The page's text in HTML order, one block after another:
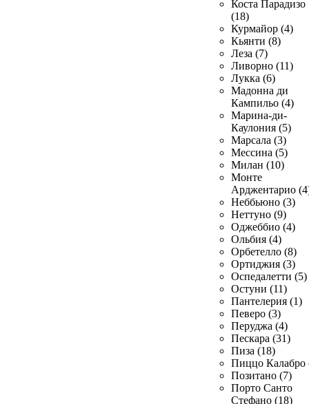
Коста Парадизо
(18)
Курмайор (4)
Кьянти (8)
Леза (7)
Ливорно (11)
Лукка (6)
Мадонна ди
Кампильо (4)
Марина-ди-
Каулония (5)
Марсала (3)
Мессина (5)
Милан (10)
Монте
Арджентарио
Неббьюно (3)
Неттуно (9)
Оджеббио (4)
Ольбия (4)
Орбетелло (8)
Ортиджия (3)
Оспедалетти (5)
Остуни (11)
Пантелерия (1)
Певеро (3)
Перуджа (4)
Пескара (31)
Пиза (18)
Пиццо Калабро
Позитано (7)
Порто Санто
Стефано (18)